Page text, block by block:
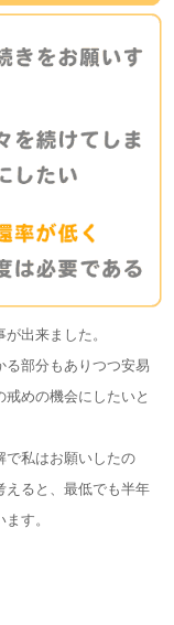
出来ました。
る部分もありつつ安易
めの機会にしたいと
で私はお願いしたの
えると、最低でも半年
す。